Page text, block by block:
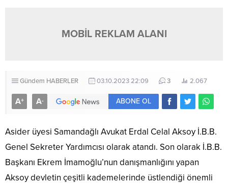
MOBİL REKLAM ALANI
Gündem HABERLER 03.10.2023 22:09 3 2.067
A+ A- ABONE OL
Asider üyesi Samandağlı Avukat Erdal Celal Aksoy İ.B.B.
Genel Sekreter Yardımcısı olarak atandı. Son olarak İ.B.B.
Başkanı Ekrem İmamoğlu’nun danışmanlığını yapan
Aksoy devletin çeşitli kademelerinde üstlendiği önemli